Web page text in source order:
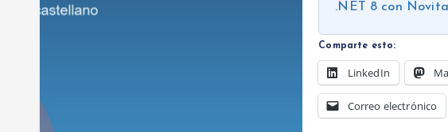
.NET 8 con
Comparte esto:
LinkedIn
Correo electrónico